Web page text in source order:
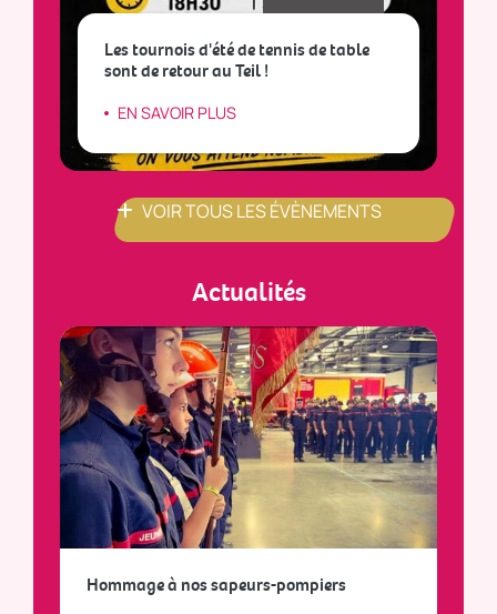
Les tournois d'été de tennis de table
sont de retour au Teil !
EN SAVOIR PLUS
VOIR TOUS LES ÉVÈNEMENTS
Actualités
Hommage à nos sapeurs-pompiers